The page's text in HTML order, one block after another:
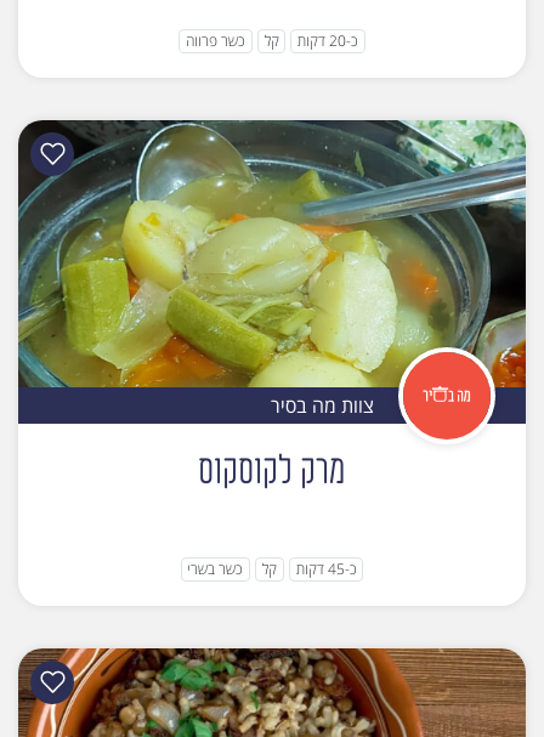
כ-20 דקות קל כשר פרווה
צוות מה בסיר
מרק לקוסקוס
כ-45 דקות קל כשר בשרי